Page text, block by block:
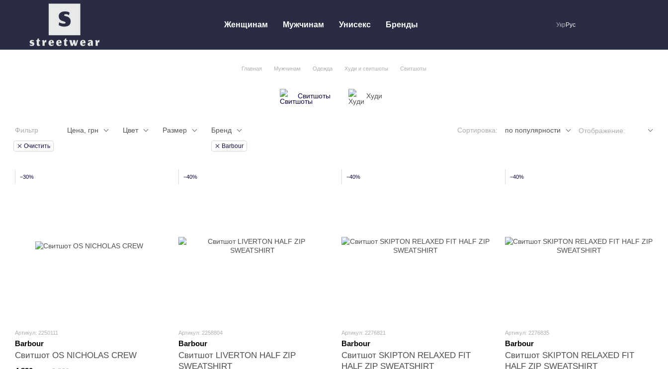
Женщинам Мужчинам Унисекс Бренды Укр Рус
Главная Мужчинам Одежда Худи и свитшоты Свитшоты
Свитшоты Худи
Фильтр
Очистить
Цена, грн Цвет Размер Бренд
Barbour
Сортировка: по популярности Отображение:
−30%
Артикул: 2250111
Barbour
Свитшот OS NICHOLAS CREW
−40%
Артикул: 2258804
Barbour
Свитшот LIVERTON HALF ZIP
SWEATSHIRT
−40%
Артикул: 2276821
Barbour
Свитшот SKIPTON RELAXED FIT
HALF ZIP SWEATSHIRT
−40%
Артикул: 2276835
Barbour
Свитшот SKIPTON RELAXED FIT
HALF ZIP SWEATSHIRT